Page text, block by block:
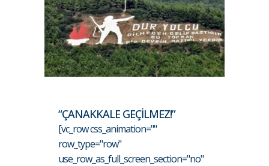
“ÇANAKKALE GEÇİLMEZ!”
[vc_row css_animation=""
row_type="row"
use_row_as_full_screen_section="no"